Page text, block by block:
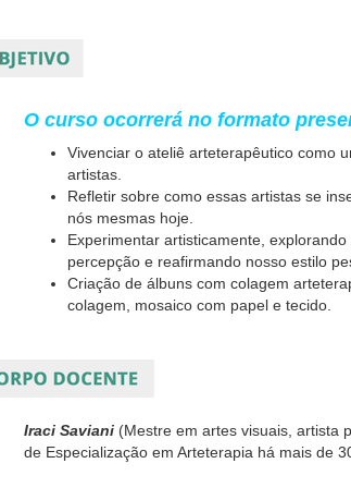
O curso ocorrerá no formato
Vivenciar o ateliê arteterapêutico como
artistas.
Refletir sobre como essas artistas se
nós mesmas hoje.
Experimentar artisticamente,
percepção e reafirmando nosso estilo
Criação de álbuns com colagem
colagem, mosaico com papel e tecido.
Iraci Saviani (Mestre em artes visuais, artista
de Especialização em Arteterapia há mais de